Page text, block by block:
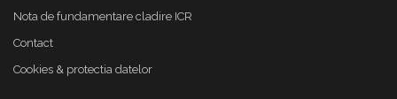
Nota de fundamentare cladire ICR
Contact
Cookies & protectia datelor